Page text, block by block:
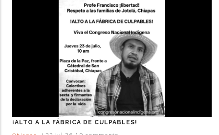
¡ALTO A LA FÁBRICA DE CULPABLES!